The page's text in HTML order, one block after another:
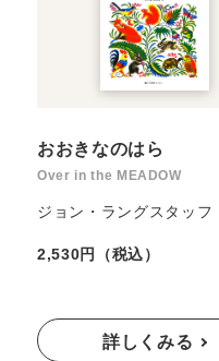
おおきなのはら
Over in the MEADOW
ジョン・ラングスタッフ
2,530円（税込）
詳しくみる